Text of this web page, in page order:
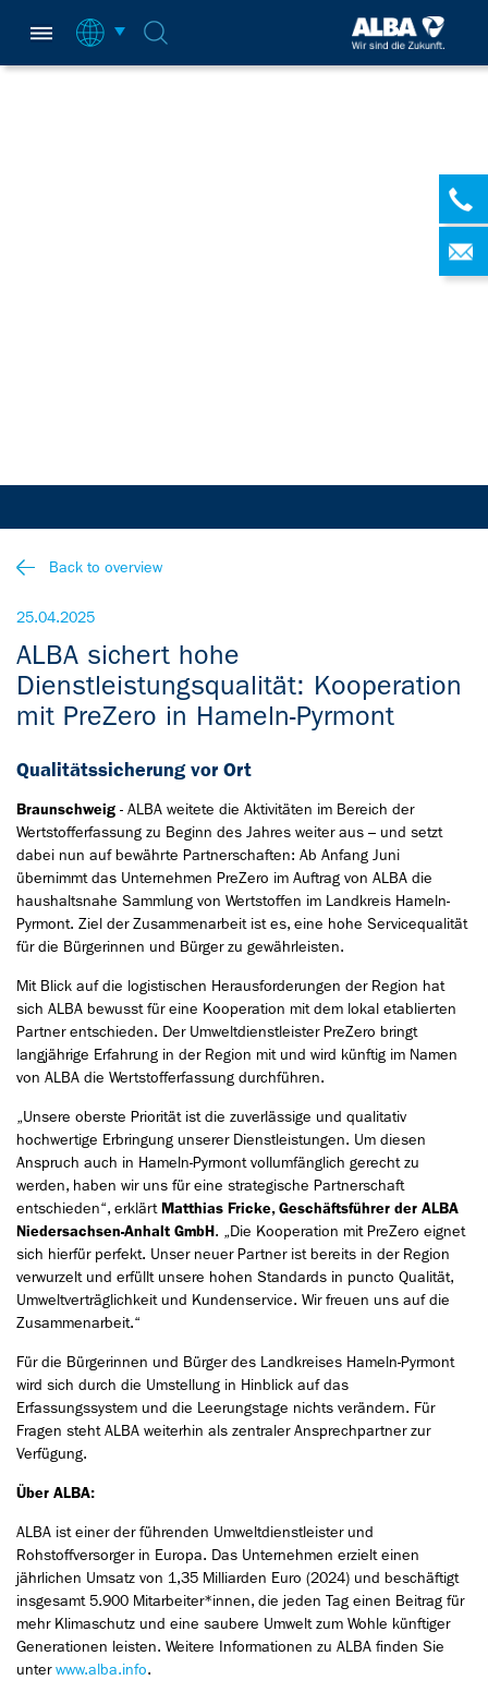
Back to overview
25.04.2025
ALBA sichert hohe
Dienstleistungsqualität: Kooperation
mit PreZero in Hameln-Pyrmont
Qualitätssicherung vor Ort
Braunschweig - ALBA weitete die Aktivitäten im Bereich der
Wertstofferfassung zu Beginn des Jahres weiter aus – und setzt
dabei nun auf bewährte Partnerschaften: Ab Anfang Juni
übernimmt das Unternehmen PreZero im Auftrag von ALBA die
haushaltsnahe Sammlung von Wertstoffen im Landkreis Hameln-
Pyrmont. Ziel der Zusammenarbeit ist es, eine hohe Servicequalität
für die Bürgerinnen und Bürger zu gewährleisten.
Mit Blick auf die logistischen Herausforderungen der Region hat
sich ALBA bewusst für eine Kooperation mit dem lokal etablierten
Partner entschieden. Der Umweltdienstleister PreZero bringt
langjährige Erfahrung in der Region mit und wird künftig im Namen
von ALBA die Wertstofferfassung durchführen.
„Unsere oberste Priorität ist die zuverlässige und qualitativ
hochwertige Erbringung unserer Dienstleistungen. Um diesen
Anspruch auch in Hameln-Pyrmont vollumfänglich gerecht zu
werden, haben wir uns für eine strategische Partnerschaft
entschieden“, erklärtMatthias Fricke, Geschäftsführer der ALBA
Niedersachsen-Anhalt GmbH. „Die Kooperation mit PreZero eignet
sich hierfür perfekt. Unser neuer Partner ist bereits in der Region
verwurzelt und erfüllt unsere hohen Standards in puncto Qualität,
Umweltverträglichkeit und Kundenservice. Wir freuen uns auf die
Zusammenarbeit.“
Für die Bürgerinnen und Bürger des Landkreises Hameln-Pyrmont
wird sich durch die Umstellung in Hinblick auf das
Erfassungssystem und die Leerungstage nichts verändern. Für
Fragen steht ALBA weiterhin als zentraler Ansprechpartner zur
Verfügung.
Über ALBA:
ALBA ist einer der führenden Umweltdienstleister und
Rohstoffversorger in Europa. Das Unternehmen erzielt einen
jährlichen Umsatz von 1,35 Milliarden Euro (2024) und beschäftigt
insgesamt 5.900 Mitarbeiter*innen, die jeden Tag einen Beitrag für
mehr Klimaschutz und eine saubere Umwelt zum Wohle künftiger
Generationen leisten. Weitere Informationen zu ALBA finden Sie
unterwww.alba.info.